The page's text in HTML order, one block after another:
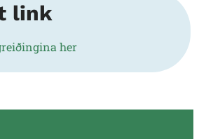
link
her